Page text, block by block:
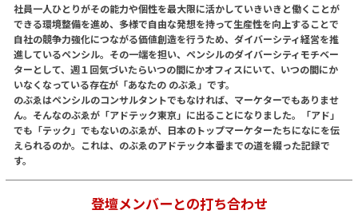
社員一人ひとりがその能力や個性を最大限に活かしていきいきと働くことが
できる環境整備を進め、多様で自由な発想を持って生産性を向上することで
自社の競争力強化につながる価値創造を行うため、ダイバーシティ経営を推
進しているペンシル。その一端を担い、ペンシルのダイバーシティモチベー
ターとして、週１回気づいたらいつの間にかオフィスにいて、いつの間にか
いなくなっている存在が「あなたの のぶゑ」です。
のぶゑはペンシルのコンサルタントでもなければ、マーケターでもありませ
ん。そんなのぶゑが「アドテック東京」に出ることになりました。「アド」
でも「テック」でもないのぶゑが、日本のトップマーケターたちになにを伝
えられるのか。これは、のぶゑのアドテック本番までの道を綴った記録で
す。
登壇メンバーとの打ち合わせ